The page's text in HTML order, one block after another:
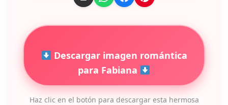
Descargar imagen romántica
para Fabiana
Haz clic en el botón para descargar esta hermosa